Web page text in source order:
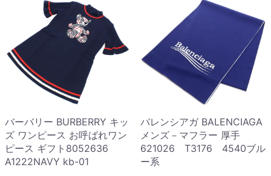
バーバリー BURBERRY キッ
ズ ワンピース お呼ばれワン
ピース ギフト8052636
A1222NAVY kb-01
バレンシアガ BALENCIAGA
メンズ－マフラー 厚手
621026 T3176 4540ブル
ー系